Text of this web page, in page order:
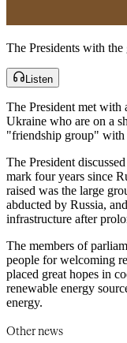
The Presidents with the guests from Ukraine. Photo: JK.​​​​‌
Listen
The President met with
Ukraine who are on a
"friendship group" with Iceland in the Ukrainian parliament.​​​​‌
The President
mark four years since
raised was the large
abducted by Russia,
infrastructure after prolonged drone attacks.​​​​‌
The members of
people for welcoming
placed great hopes in
renewable energy
energy.​​​​‌ ‍ ​‍​‍‌‍ ‌ ​‍‌‍‍‌‌‍‌ ‌‍‍‌‌‍ ‍​‍​‍​ ‍‍​‍​‍‌ ​ ‌‍​‌‌‍ ‍‌‍‍‌‌ ‌​‌ ‍‌​‍ ‍‌‍‍‌‌‍ ​‍​‍​‍ ​​‍​‍‌‍‍​‌ ​‍‌‍‌‌‌‍‌‍​‍​‍​ ‍‍​‍​‍‌‍‍​‌ ‌​‌ ‌​‌ ​​‌ ​ ​‍ ​‍ ‌‍‌‍‌‍ ‌ ​‍‌ ​ ‌‍‌‌‌ ‌​‌‍‍‌​‍ ‌‌‍‍‌‌ ​ ‌‍ ​‌‍​‌‌‍ ‍‌‍‌​‌ ​ ​‍ ‍‌ ‌‍‌‍‌‌‌ ​‍‌‍​ ‌‍‌‌‌‍ ​​‍ ‍‌‍​‌‌ ​​‌ ​​​‍ ‌ ​ ‌ ‌​‌ ‌‌‌‍‌​‌‍‍‌‌‍ ​‍ ‌‍‍‌‌‍ ‍‌ ‌​‌‍‌‌‌‍ ‍‌ ‌​​‍ ‌‍‌‌‌‍‌​‌‍‍‌‌ ‌​​‍ ‌‍ ‌‌‍ ‌‍‌​‌‍‌‌​ ‌‌ ​​‌ ​‍‌‍‌‌‌ ​ ‌‍‌‌‌‍ ‍‌ ‌​‌‍​‌‌ ‌​‌‍‍‌‌‍ ‌‍ ‍​ ‍ ‌‍‍‌‌‍‌​​ ‌​ ‌​​ ‌ ​ ​‍‌‍​ ‌‍​‍‌‍​‌​ ​​‌‍​‌​‍ ‌​ ‌‍​ ​ ​ ‍​​ ​‌​‍ ‌​ ‌​​ ‌‌‌‍​‍​ ‌‌​‍ ‌‌‍​‍​ ‌ ​ ​‌​ ​ ​‍ ‌‌‍​ ‌‍‌‌​ ​‍​ ‍‌‌‍‌​‌‍​ ​ ‌‍‌‍‌‍​ ​​‌‍‌‍‌‍‌​‌‍​ ​ ‍ ‌ ‌​‌ ‍‌‌ ​​‌‍‌‌​ ‌‌‍ ‍‌‍‌‌‌ ‌ ‌ ​ ​ ‍ ‌ ​​‌‍​‌‌ ‌​‌‍‍​​ ‌‌ ​​‌‍​‌‌‍‌ ‌‍‌‌‌​​‍‌ ‌‌‌‍‍‌‌‍ ​‌‍‌​‌‍‌‌‌ ​‍​‍‌‌​ ‌‌‌​​‍‌‌ ‌‍‍ ‌‍‌‌‌ ‍‌​‍‌‌​ ​ ‌​‌​​‍‌‌​ ​ ‌​‌​​‍‌‌​ ​‍​ ​‍‌ ​‍‌‍‍‌‌‍​ ‌‍‍​‌ ‌​‌‍‌‌‌ ‍​‌ ‌​​‍ ‌‌‍​‌‌‍‌‍‌‍‍ ​ ​​‌ ‌‌​ ​ ‌‍‍​‌‍​ ‌‍​ ​‍‌‌​ ​‍​ ​‍​‍‌‌​ ‌‌‌​‌​​‍ ‍‌‍​ ‌‍ ‌‍ ‍‌ ‌​‌‍‌‌‌‍ ‍‌ ‌​​‍‌‌​ ‌‌‌​​‍‌‌ ‌‍‍ ‌‍‌‌‌ ‍‌​‍‌‌​ ​ ‌​‌​​‍‌‌​ ​ ‌​‌​​‍‌‌​ ​‍​ ​‍​ ​​​ ‍‌​ ‍​​ ‍​​ ‌ ​ ‌​​ ‌‍‌‍‌‌​ ‌‌‌‍‌​​ ​​‌‍​‌​‍‌‌​ ​‍​ ​‍​‍‌‌​ ‌‌‌​‌​​‍ ‍‌‍​ ‌‍‍​‌‍‍‌‌‍ ​‌‍‌​‌ ​‍‌‍‌‌‌‍ ‍​‍‌‌​ ‌‌‌​​‍‌‌ ‌‍‍ ‌‍‌‌‌ ‍‌​‍‌‌​ ​ ‌​‌​​‍‌‌​ ​ ‌​‌​​‍‌‌​ ​‍​ ​‍‌‍​‍​ ‌ ‌‍‌‌​ ‌‌​ ‌‍​ ​​​ ‌ ​ ​​‌‍‌​‌‍​ ​ ‌‌‌‍‌​​‍‌‌​ ​‍​ ​‍​‍‌‌​ ‌‌‌​‌​​‍ ‍‌ ‌​‌‍‌‌‌ ‍​‌ ‌​​ ‌‍​‍‌‍​‌‌ ​ ‌‍‌‌‌‌‌‌‌ ​‍‌‍ ​​ ‌‌‍‍​‌ ‌​‌ ‌​‌ ​​‌ ​ ​‍‌‌​ ​‍‌​‌‍​‍‌‌​ ​‍‌​‌‍‌‍‌‍‌‍ ‌ ​‍‌ ​ ‌‍‌‌‌ ‌​‌‍‍‌​‍ ‌‌‍‍‌‌ ​ ‌‍ ​‌‍​‌‌‍ ‍‌‍‌​‌ ​ ​‍ ‍‌ ‌‍‌‍‌‌‌ ​‍‌‍​ ‌‍‌‌‌‍ ​​‍ ‍‌‍​‌‌ ​​‌ ​​​‍‌‌​ ​‍‌​‌‍‌ ​ ‌ ‌​‌ ‌‌‌‍‌​‌‍‍‌‌‍ ​‍‌‍‌‍‍‌‌‍‌​​ ‌​ ‌​​ ‌ ​ ​‍‌‍​ ‌‍​‍‌‍​‌​ ​​‌‍​‌​‍ ‌​ ‌‍​ ​ ​ ‍​​ ​‌​‍ ‌​ ‌​​ ‌‌‌‍​‍​ ‌‌​‍ ‌‌‍​‍​ ‌ ​ ​‌​ ​ ​‍ ‌‌‍​ ‌‍‌‌​ ​‍​ ‍‌‌‍‌​‌‍​ ​ ‌‍‌‍‌‍​ ​​‌‍‌‍‌‍‌​‌‍​ ​‍‌‍‌ ‌​‌ ‍‌‌ ​​‌‍‌‌​ ‌‌‍ ‍‌‍‌‌‌ ‌ ‌ ​ ​‍‌‍‌ ​​‌‍​‌‌ ‌​‌‍‍​​ ‌‌ ​​‌‍​‌‌‍‌ ‌‍‌‌‌​​‍‌ ‌‌‌‍‍‌‌‍ ​‌‍‌​‌‍‌‌‌ ​‍​‍‌‌​ ‌‌‌​​‍‌‌ ‌‍‍ ‌‍‌‌‌ ‍‌​‍‌‌​ ​ ‌​‌​​‍‌‌​ ​ ‌​‌​​‍‌‌​ ​‍​ ​‍‌ ​‍‌‍‍‌‌‍​ ‌‍‍​‌ ‌​‌‍‌‌‌ ‍​‌ ‌​​‍ ‌‌‍​‌‌‍‌‍‌‍‍ ​ ​​‌ ‌‌​ ​ ‌‍‍​‌‍​ ‌‍​ ​‍‌‌​ ​‍​ ​‍​‍‌‌​ ‌‌‌​‌​​‍ ‍‌‍​ ‌‍ ‌‍ ‍‌ ‌​‌‍‌‌‌‍ ‍‌ ‌​​‍‌‌​ ‌‌‌​​‍‌‌ ‌‍‍ ‌‍‌‌‌ ‍‌​‍‌‌​ ​ ‌​‌​​‍‌‌​ ​ ‌​‌​​‍‌‌​ ​‍​ ​‍​ ​​​ ‍‌​ ‍​​ ‍​​ ‌ ​ ‌​​ ‌‍‌‍‌‌​ ‌‌‌‍‌​​ ​​‌‍​‌​‍‌‌​ ​‍​ ​‍​‍‌‌​ ‌‌‌​‌​​‍ ‍‌‍​ ‌‍‍​‌‍‍‌‌‍ ​‌‍‌​‌ ​‍‌‍‌‌‌‍ ‍​‍‌‌​ ‌‌‌​​‍‌‌ ‌‍‍ ‌‍‌‌‌ ‍‌​‍‌‌​ ​ ‌​‌​​‍‌‌​ ​ ‌​‌​​‍‌‌​ ​‍​ ​‍‌‍​‍​ ‌ ‌‍‌‌​ ‌‌​ ‌‍​ ​​​ ‌ ​ ​​‌‍‌​‌‍​ ​ ‌‌‌‍‌​​‍‌‌​ ​‍​ ​‍​‍‌‌​ ‌‌‌​‌​​‍ ‍‌ ‌​‌‍‌‌‌ ‍​‌ ‌​​‍‌‍‌ ​​‌‍‌‌‌ ​‍‌ ​ ‌ ​​‌‍‌‌‌‍​ ‌ ‌​‌‍‍‌‌ ‌‍‌‍‌‌​ ‌‌ ​​‌ ‌‌‌‍​‍‌‍ ​‌‍‍‌‌ ​ ‌‍‍​‌‍‌‌‌‍‌​​‍​‍‌ ‌
Other news